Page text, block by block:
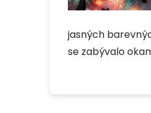
jasných
se zabývalo